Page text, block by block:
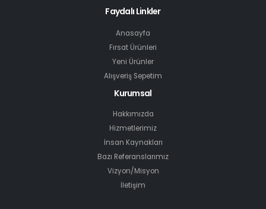
Faydalı Linkler
Anasayfa
Fırsat Ürünleri
Yeni Ürünler
Alışveriş Sepetim
Kurumsal
Hakkımızda
Hizmetlerimiz
İnsan Kaynakları
Bazı Referanslarımız
Vizyon/Misyon
İletişim